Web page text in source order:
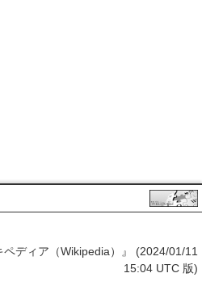
ディア（Wikipedia）』 (2024/01/11
15:04 UTC 版)